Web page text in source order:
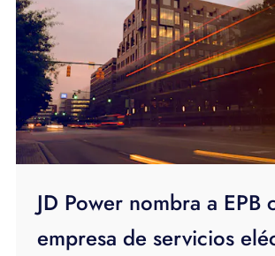
JD Power nombra a EPB
empresa de servicios